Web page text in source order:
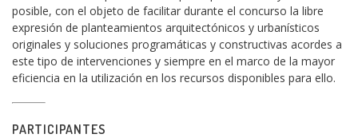
posible, con el objeto de facilitar durante el concurso la libre
expresión de planteamientos arquitectónicos y urbanísticos
originales y soluciones programáticas y constructivas acordes a
este tipo de intervenciones y siempre en el marco de la mayor
eficiencia en la utilización en los recursos disponibles para ello.
PARTICIPANTES